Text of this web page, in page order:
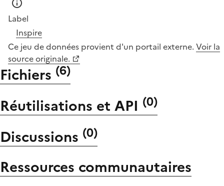
Label
Inspire
Ce jeu de données provient d'un portail externe. Voir la
source originale.
Fichiers (6)
Réutilisations et API (0)
Discussions (0)
Ressources communautaires